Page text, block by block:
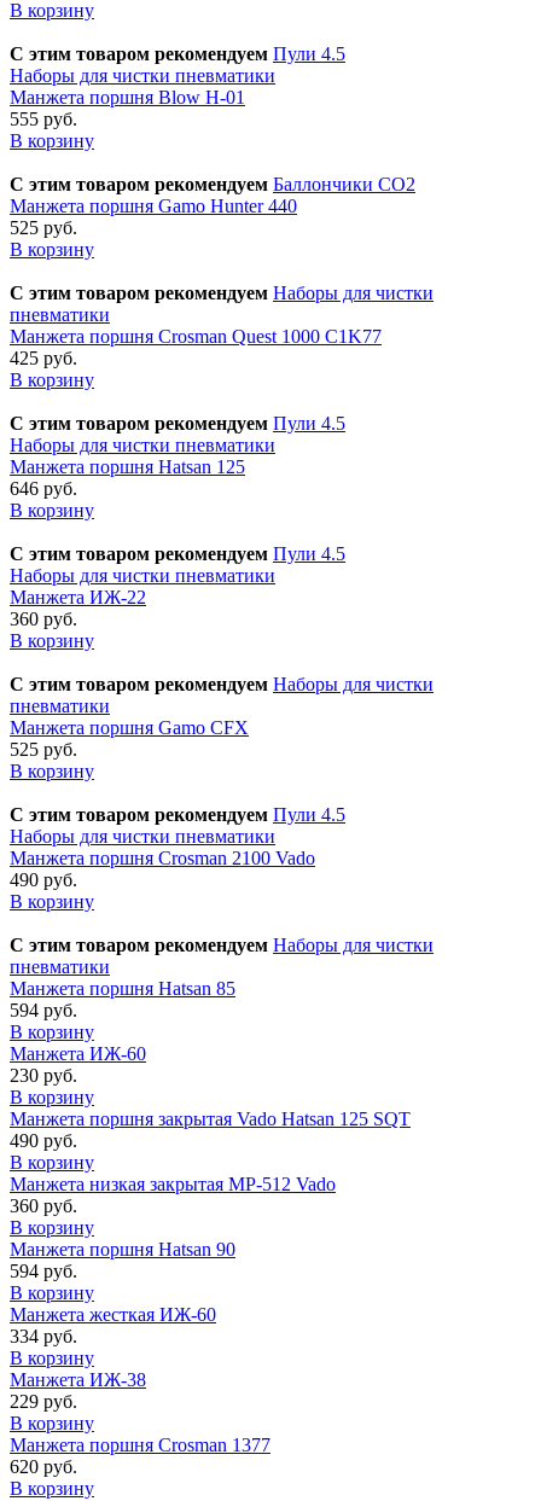
В корзину
С этим товаром рекомендуем Пули 4.5
Наборы для чистки пневматики
Манжета поршня Blow H-01
555 руб.
В корзину
С этим товаром рекомендуем Баллончики CO2
Манжета поршня Gamo Hunter 440
525 руб.
В корзину
С этим товаром рекомендуем Наборы для чистки
пневматики
Манжета поршня Crosman Quest 1000 C1K77
425 руб.
В корзину
С этим товаром рекомендуем Пули 4.5
Наборы для чистки пневматики
Манжета поршня Hatsan 125
646 руб.
В корзину
С этим товаром рекомендуем Пули 4.5
Наборы для чистки пневматики
Манжета ИЖ-22
360 руб.
В корзину
С этим товаром рекомендуем Наборы для чистки
пневматики
Манжета поршня Gamo CFX
525 руб.
В корзину
С этим товаром рекомендуем Пули 4.5
Наборы для чистки пневматики
Манжета поршня Crosman 2100 Vado
490 руб.
В корзину
С этим товаром рекомендуем Наборы для чистки
пневматики
Манжета поршня Hatsan 85
594 руб.
В корзину
Манжета ИЖ-60
230 руб.
В корзину
Манжета поршня закрытая Vado Hatsan 125 SQT
490 руб.
В корзину
Манжета низкая закрытая МР-512 Vado
360 руб.
В корзину
Манжета поршня Hatsan 90
594 руб.
В корзину
Манжета жесткая ИЖ-60
334 руб.
В корзину
Манжета ИЖ-38
229 руб.
В корзину
Манжета поршня Crosman 1377
620 руб.
В корзину